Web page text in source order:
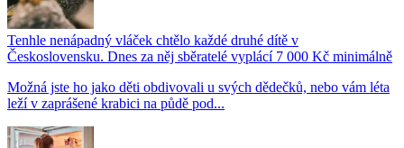
Tenhle nenápadný vláček chtělo každé druhé dítě v
Československu. Dnes za něj sběratelé vyplácí 7 000 Kč minimálně
Možná jste ho jako děti obdivovali u svých dědečků, nebo vám léta
leží v zaprášené krabici na půdě pod...